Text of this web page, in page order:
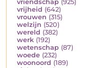
vriendschap (925)
vrijheid (642)
vrouwen (315)
welzijn (520)
wereld (382)
werk (192)
wetenschap (87)
woede (232)
woonoord (189)